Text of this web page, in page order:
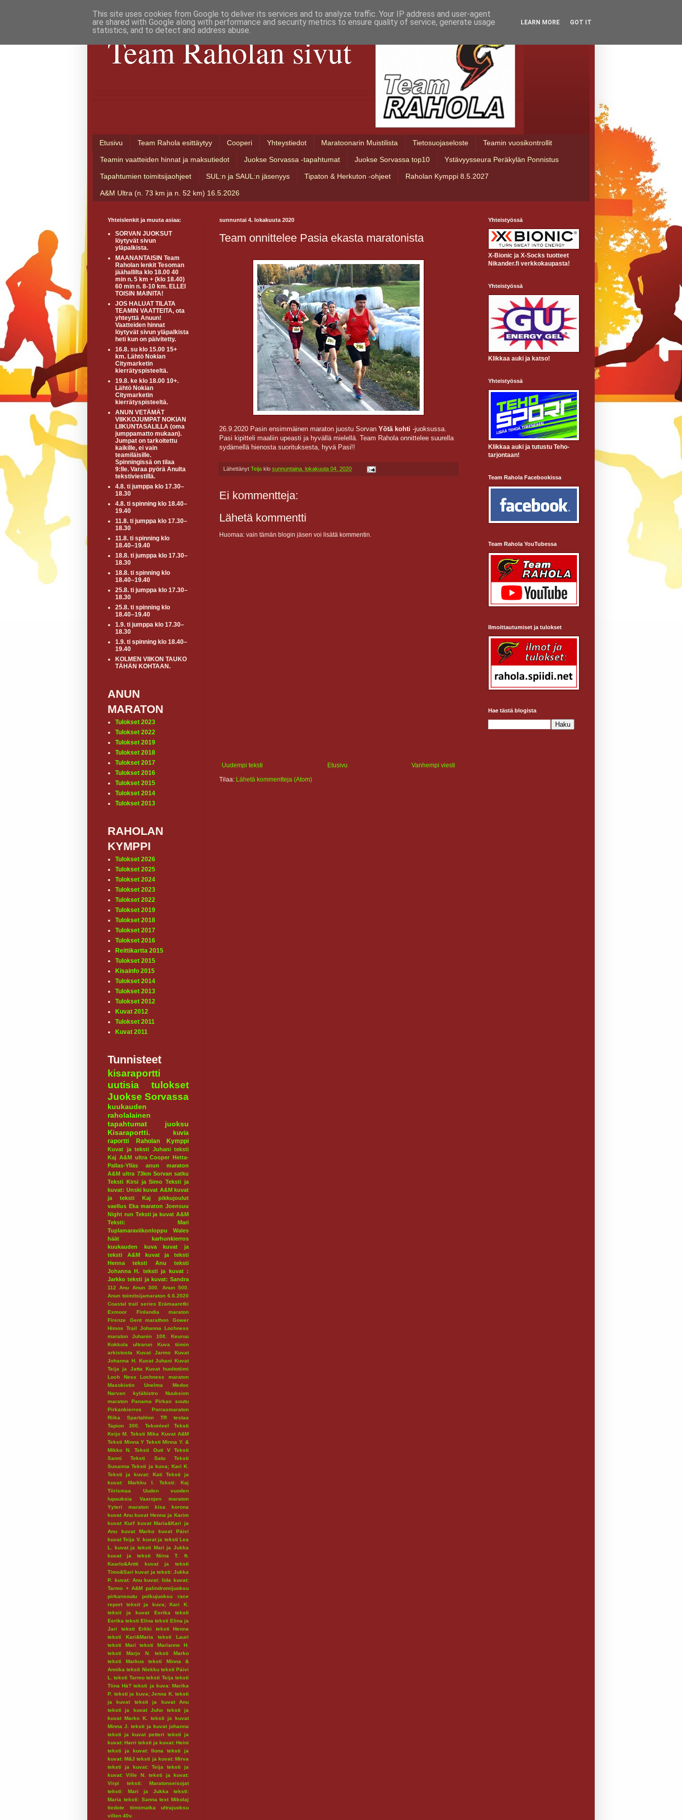
Team Raholan sivut
Etusivu Team Rahola esittäytyy Cooperi Yhteystiedot Maratoonarin Muistilista Tietosuojaseloste Teamin vuosikontrollit
Teamin vaatteiden hinnat ja maksutiedot Juokse Sorvassa -tapahtumat Juokse Sorvassa top10 Ystävyysseura Peräkylän Ponnistus
Tapahtumien toimitsijaohjeet SUL:n ja SAUL:n jäsenyys Tipaton & Herkuton -ohjeet Raholan Kymppi 8.5.2027
A&M Ultra (n. 73 km ja n. 52 km) 16.5.2026
sunnuntai 4. lokakuuta 2020
Team onnittelee Pasia ekasta maratonista
26.9.2020 Pasin ensimmäinen maraton juostu Sorvan Yötä kohti -juoksussa.
Pasi kipitteli maaliin upeasti ja hyvällä mielellä. Team Rahola onnittelee suurella
sydämellä hienosta suorituksesta, hyvä Pasi!!
Lähettänyt Teija klo sunnuntaina, lokakuuta 04, 2020
Ei kommentteja:
Lähetä kommentti
Huomaa: vain tämän blogin jäsen voi lisätä kommentin.
Uudempi teksti Vanhempi viesti
Etusivu
Tilaa: Lähetä kommentteja (Atom)
Yhteislenkit ja muuta asiaa:
SORVAN JUOKSUT
löytyvät sivun
yläpalkista.
MAANANTAISIN Team
Raholan lenkit Tesoman
jäähallilta klo 18.00 40
min n. 5 km + (klo 18.40)
60 min n. 8-10 km. ELLEI
TOISIN MAINITA!
JOS HALUAT TILATA
TEAMIN VAATTEITA, ota
yhteyttä Anuun!
Vaatteiden hinnat
löytyvät sivun yläpalkista
heti kun on päivitetty.
16.8. su klo 15.00 15+
km. Lähtö Nokian
Citymarketin
kierrätyspisteeltä.
19.8. ke klo 18.00 10+.
Lähtö Nokian
Citymarketin
kierrätyspisteeltä.
ANUN VETÄMÄT
VIIKKOJUMPAT NOKIAN
LIIKUNTASALILLA (oma
jumppamatto mukaan).
Jumpat on tarkoitettu
kaikille, ei vain
teamiläisille.
Spinningissä on tilaa
9:lle. Varaa pyörä Anulta
tekstiviestillä.
4.8. ti jumppa klo 17.30–
18.30
4.8. ti spinning klo 18.40–
19.40
11.8. ti jumppa klo 17.30–
18.30
11.8. ti spinning klo
18.40–19.40
18.8. ti jumppa klo 17.30–
18.30
18.8. ti spinning klo
18.40–19.40
25.8. ti jumppa klo 17.30–
18.30
25.8. ti spinning klo
18.40–19.40
1.9. ti jumppa klo 17.30–
18.30
1.9. ti spinning klo 18.40–
19.40
KOLMEN VIIKON TAUKO
TÄHÄN KOHTAAN.
ANUN
MARATON
Tulokset 2023
Tulokset 2022
Tulokset 2019
Tulokset 2018
Tulokset 2017
Tulokset 2016
Tulokset 2015
Tulokset 2014
Tulokset 2013
RAHOLAN
KYMPPI
Tulokset 2026
Tulokset 2025
Tulokset 2024
Tulokset 2023
Tulokset 2022
Tulokset 2019
Tulokset 2018
Tulokset 2017
Tulokset 2016
Reittikartta 2015
Tulokset 2015
Kisainfo 2015
Tulokset 2014
Tulokset 2013
Tulokset 2012
Kuvat 2012
Tulokset 2011
Kuvat 2011
Tunnisteet
kisaraportti
uutisia
tulokset
Juokse Sorvassa
kuukauden
raholalainen
tapahtumat
juoksu
Kisaraportti.
kuvia
raportti
Raholan Kymppi
Kuvat ja teksti Juhani teksti
Kaj A&M ultra Cooper Hetta-
Pallas-Ylläs
anun maraton
A&M ultra 73km Sorvan satku
Teksti Kirsi ja Simo Teksti ja
kuvat: Unski kuvat A&M kuvat
ja teksti Kaj
pikkujoulut
vaellus Eka maraton Joensuu
Night run Teksti ja kuvat A&M
Teksti: Mari
Tuplamaraviikonloppu
Wales
häät
karhunkierros
kuukauden kuva
kuvat ja
teksti A&M
kuvat ja teksti
Henna
teksti Anu
teksti
Johanna H. teksti ja kuvat :
Jarkko teksti ja kuvat: Sandra
112 Anu Anun 300.
Anun 500.
Anun toimitsijamaraton 6.6.2020
Coastal trail series Erämaaretki
Exmoor
Finlandia maraton
Firenze
Gent marathon
Gower
Himos Trail
Johanna Lochness
maraton
Juhanin 100.
Keuruu
Kokkola ultrarun
Kuva tiimin
arkistosta
Kuvat Jarmo
Kuvat
Johanna H.
Kuvat Juhani Kuvat
Teija ja Jatta
Kuvat huoltotiimi
Loch Ness
Lochness maraton
Masokistin Unelma
Medoc
Narvan kyläbistro
Nuuksion
maraton
Panama
Pirkan soutu
Pirkankierros
Porrasmaraton
Riika
Spartahlon
TR testaa
Tapion 300.
Tekonivel
Teksti
Keijo M.
Teksti Mika Kuvat A&M
Teksti Minna Y Teksti Minna Y. &
Mikko N.
Teksti Outi V
Teksti
Sanni
Teksti Satu
Teksti
Susanna Teksti ja kuva; Kari K.
Teksti ja kuvat: Kati
Teksti ja
kuvat: Markku I.
Teksti: Kaj
Tiirismaa
Uuden vuoden
lupauksia
Vaarojen maraton
Yyteri maraton
kisa
korona
kuvat Anu kuvat Henna ja Karim
kuvat Kurf kuvat Maria&Kari ja
Anu
kuvat Marko
kuvat Päivi
kuvat Teija V. kuvat ja teksti Lea
L.
kuvat ja teksti Mari ja Jukka
kuvat ja teksti Niina T. ft.
Kaarlo&Antti
kuvat ja teksti
Timo&Sari kuvat ja teksti: Jukka
P.
kuvat: Anu kuvat: Iida kuvat:
Tarmo + A&M palindromijuoksu
pirkansoutu
polkujuoksu
race
report
teksit ja kuva; Kari K.
teksit ja kuvat Eerika
teksti
Eerika teksti Elina teksti Elina ja
Jari
teksti Erkki
teksti Henna
teksti Kari&Maria
teksti Lauri
teksti Mari
teksti Marianne H.
teksti Marjo N.
teksti Marko
teksti Markus
teksti Minna &
Annika teksti Niekku teksti Päivi
L.
teksti Tarmo teksti Teija teksti
Tiina Hä? teksti ja kuva: Marika
P. teksti ja kuva; Jenna K. teksti
ja kuvat
teksti ja kuvat Anu
teksti ja kuvat Juho
teksti ja
kuvat Marko K.
teksti ja kuvat
Minna J.
teksti ja kuvat johanna
teksti ja kuvat petteri
teksti ja
kuvat: Harri teksti ja kuvat: Heini
teksti ja kuvat: Ilona
teksti ja
kuvat: M&J teksti ja kuvat: Mirva
teksti ja kuvat: Teija
teksti ja
kuvat: Ville N.
teksti ja kuvat:
Virpi
teksti: Maratonseisojat
teksti: Mari ja Jukka
teksti:
Maria teksti: Sanna text Mikolaj
tiedote
tiimimatka
ultrajuoksu
villen 40v.
Yhteistyössä
X-Bionic ja X-Socks tuotteet
Nikander.fi verkkokaupasta!
Yhteistyössä
Klikkaa auki ja katso!
Yhteistyössä
Klikkaa auki ja tutustu Teho-
tarjontaan!
Team Rahola Facebookissa
Team Rahola YouTubessa
Ilmoittautumiset ja tulokset
Hae tästä blogista
This site uses cookies from Google to deliver its services and to analyze traffic. Your IP address and user-agent
are shared with Google along with performance and security metrics to ensure quality of service, generate usage
statistics, and to detect and address abuse.
LEARN MORE GOT IT